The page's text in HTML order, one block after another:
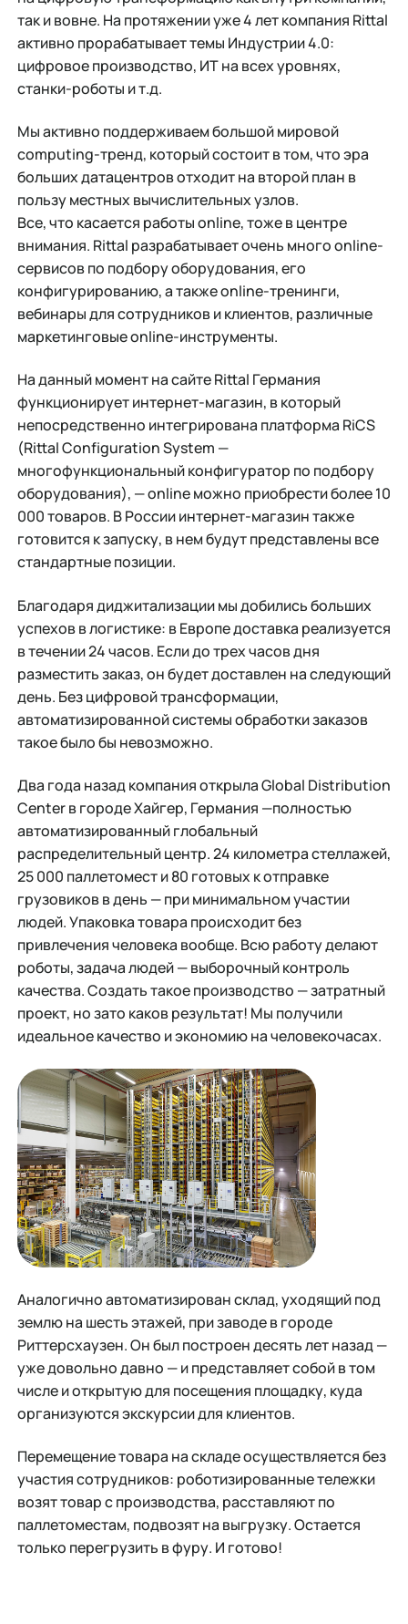
так и вовне. На протяжении уже 4 лет компания Rittal
активно прорабатывает темы Индустрии 4.0:
цифровое производство, ИТ на всех уровнях,
станки-роботы и т.д.
Мы активно поддерживаем большой мировой
computing-тренд, который состоит в том, что эра
больших датацентров отходит на второй план в
пользу местных вычислительных узлов.
Все, что касается работы online, тоже в центре
внимания. Rittal разрабатывает очень много online-
сервисов по подбору оборудования, его
конфигурированию, а также online-тренинги,
вебинары для сотрудников и клиентов, различные
маркетинговые online-инструменты.
На данный момент на сайте Rittal Германия
функционирует интернет-магазин, в который
непосредственно интегрирована платформа RiCS
(Rittal Configuration System —
многофункциональный конфигуратор по подбору
оборудования), — online можно приобрести более 10
000 товаров. В России интернет-магазин также
готовится к запуску, в нем будут представлены все
стандартные позиции.
Благодаря диджитализации мы добились больших
успехов в логистике: в Европе доставка реализуется
в течении 24 часов. Если до трех часов дня
разместить заказ, он будет доставлен на следующий
день. Без цифровой трансформации,
автоматизированной системы обработки заказов
такое было бы невозможно.
Два года назад компания открыла Global Distribution
Center в городе Хайгер, Германия —полностью
автоматизированный глобальный
распределительный центр. 24 километра стеллажей,
25 000 паллетомест и 80 готовых к отправке
грузовиков в день — при минимальном участии
людей. Упаковка товара происходит без
привлечения человека вообще. Всю работу делают
роботы, задача людей — выборочный контроль
качества. Создать такое производство — затратный
проект, но зато каков результат! Мы получили
идеальное качество и экономию на человекочасах.
Аналогично автоматизирован склад, уходящий под
землю на шесть этажей, при заводе в городе
Риттерсхаузен. Он был построен десять лет назад —
уже довольно давно — и представляет собой в том
числе и открытую для посещения площадку, куда
организуются экскурсии для клиентов.
Перемещение товара на складе осуществляется без
участия сотрудников: роботизированные тележки
возят товар с производства, расставляют по
паллетоместам, подвозят на выгрузку. Остается
только перегрузить в фуру. И готово!